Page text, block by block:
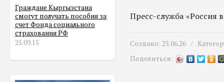
Граждане Кыргызстана
смогут получать пособия за
счет Фонда социального
страхования РФ
25.09.15
Пресс-служба «Россия
Создано: 25.06.26 /
Поделиться: